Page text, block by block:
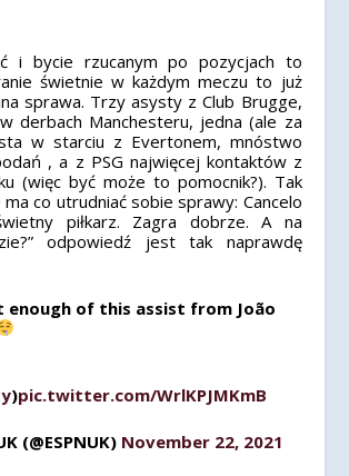
i bycie rzucanym po pozycjach to
świetnie w każdym meczu to już
sprawa. Trzy asysty z Club Brugge,
derbach Manchesteru, jedna (ale za
w starciu z Evertonem, mnóstwo
, a z PSG najwięcej kontaktów z
(więc być może to pomocnik?). Tak
co utrudniać sobie sprawy: Cancelo
piłkarz. Zagra dobrze. A na
odpowiedź jest tak naprawdę
enough of this assist from João
)pic.twitter.com/WrlKPJMKmB
(@ESPNUK) November 22, 2021